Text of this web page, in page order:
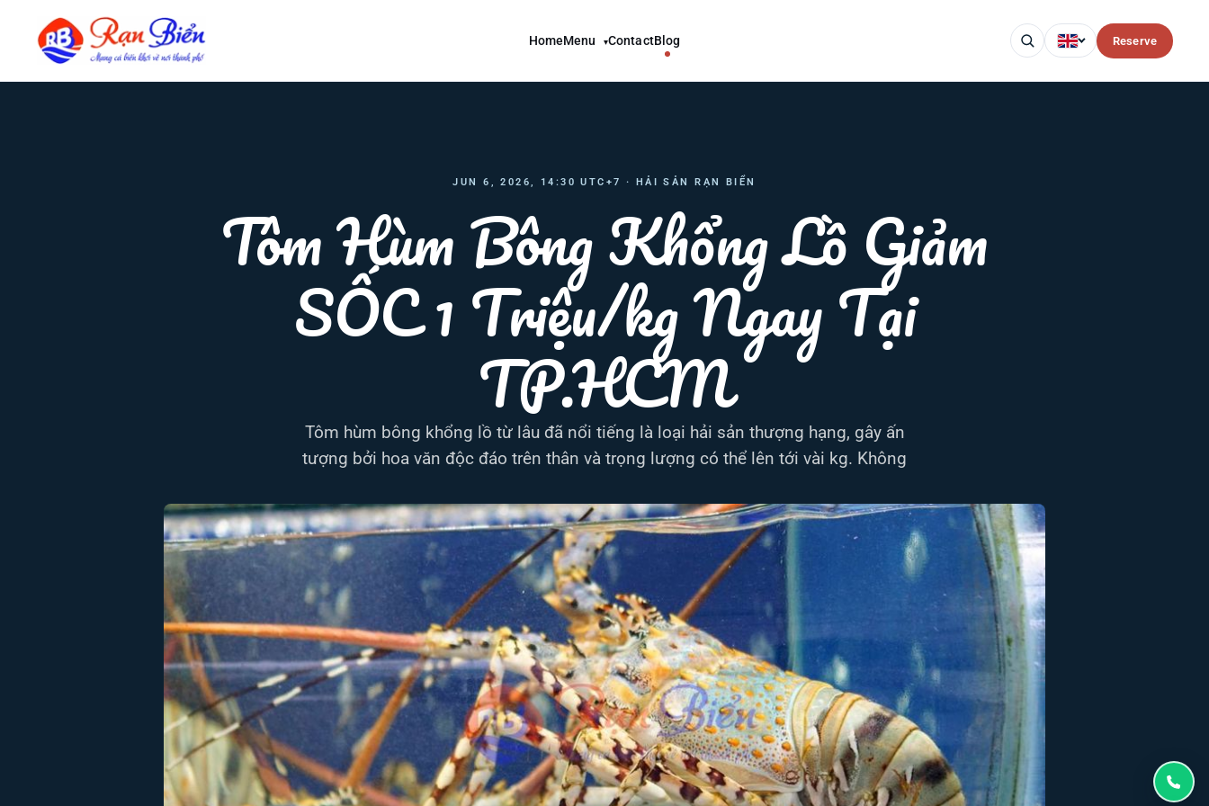
HomeMenu ▾ContactBlog Reserve
JUN 6, 2026, 14:30 UTC+7 · HẢI SẢN RẠN BIỂN
Tôm Hùm Bông Khổng Lồ Giảm
SỐC 1 Triệu/kg Ngay Tại
TP.HCM
Tôm hùm bông khổng lồ từ lâu đã nổi tiếng là loại hải sản thượng hạng, gây ấn
tượng bởi hoa văn độc đáo trên thân và trọng lượng có thể lên tới vài kg. Không